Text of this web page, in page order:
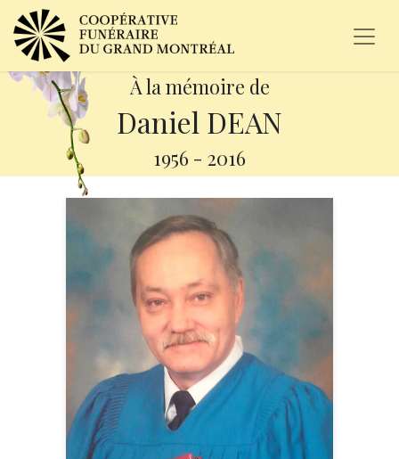
À la mémoire de
Daniel DEAN
1956 - 2016